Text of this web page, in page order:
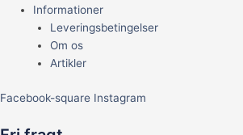
Informationer
Leveringsbetingelser
Om os
Artikler
Facebook-square Instagram